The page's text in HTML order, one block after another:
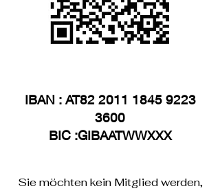
IBAN : AT82 2011 1845 9223
3600
BIC :GIBAATWWXXX
Sie möchten kein Mitglied werden,